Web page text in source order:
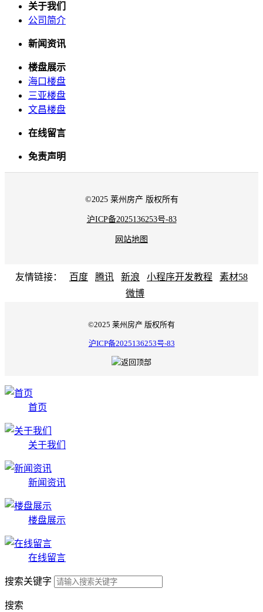
关于我们
公司简介
新闻资讯
楼盘展示
海口楼盘
三亚楼盘
文昌楼盘
在线留言
免责声明
©2025 莱州房产 版权所有
沪ICP备2025136253号-83
网站地图
友情链接： 百度 腾讯 新浪 小程序开发教程
素材58
微博
©2025 莱州房产 版权所有
沪ICP备2025136253号-83
首页
关于我们
新闻资讯
楼盘展示
在线留言
搜索关键字
搜索